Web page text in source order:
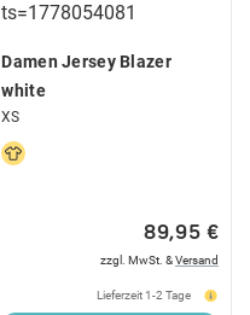
Damen Jersey Blazer
white
XS
89,95 €
zzgl. MwSt. &Versand
Lieferzeit 1-2 Tage